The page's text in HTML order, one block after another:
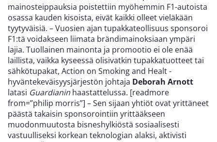
mainosteippauksia poistettiin myöhemmin F1-autoista
osassa kauden kisoista, eivät kaikki olleet vieläkään
tyytyväisiä. – Vuosien ajan tupakkateollisuus sponsoroi
F1:tä voidakseen liimata brändimainoksiaan ympäri
lajia. Tuollainen mainonta ja promootio ei ole enää
laillista, vaikka kyseessä olisivatkin tupakkatuotteet tai
sähkötupakat, Action on Smoking and Healt -
hyväntekeväisyysjärjestön johtaja Deborah Arnott
latasi Guardianin haastattelussa. [readmore
from=”philip morris”] – Sen sijaan yhtiöt ovat yrittäneet
päästä takaisin sponsorointiin yrittääkseen
muodonmuutosta bisneshylkiöstä sosiaalisesti
vastuulliseksi korkean teknologian alaksi, aktivisti